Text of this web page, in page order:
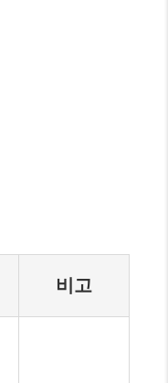
비고